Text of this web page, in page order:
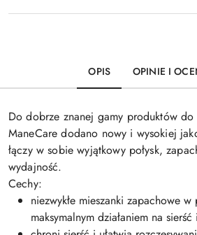
OPIS OPINIE I
Do dobrze znanej gamy produktów
ManeCare dodano nowy i wysokiej
łączy w sobie wyjątkowy połysk,
wydajność.
Cechy:
niezwykłe mieszanki zapachowe w
maksymalnym działaniem na sierść